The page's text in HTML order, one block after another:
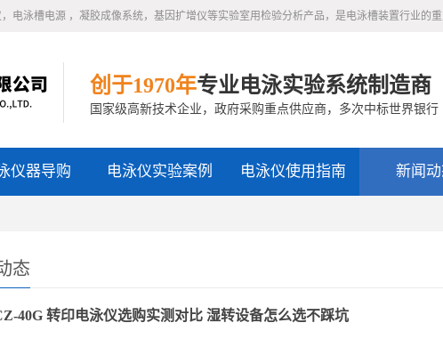
电泳槽电源 ，凝胶成像系统，基因扩增仪等实验室用检验分析产品，是电泳槽装置行业的
创于1970年专业电泳实验系统制造商
国家级高新技术企业，政府采购重点供应商，多次中标世界银行
仪器导购 电泳仪实验案例 电泳仪使用指南 新闻
态
40G 转印电泳仪选购实测对比 湿转设备怎么选不踩坑